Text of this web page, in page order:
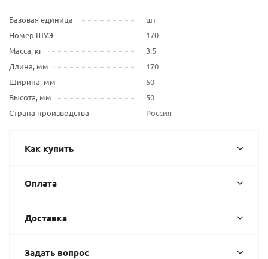
Базовая единица
шт
Номер ШУЭ
170
Масса, кг
3.5
Длина, мм
170
Ширина, мм
50
Высота, мм
50
Страна производства
Россия
Как купить
Оплата
Доставка
Задать вопрос